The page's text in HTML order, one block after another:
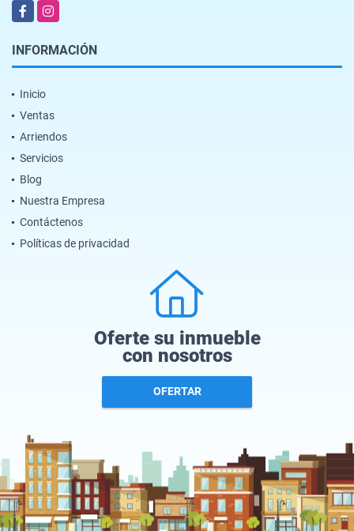
FacebookInstagram
INFORMACIÓN
Inicio
Ventas
Arriendos
Servicios
Blog
Nuestra Empresa
Contáctenos
Políticas de privacidad
Oferte su inmueble
con nosotros
OFERTAR